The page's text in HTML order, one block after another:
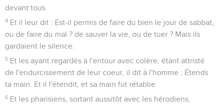
devant tous.
4 Et il leur dit : Est-il permis de faire du bien le jour de sabbat,
ou de faire du mal ? de sauver la vie, ou de tuer ? Mais ils
gardaient le silence.
5 Et les ayant regardés à l'entour avec colère, étant attristé
de l'endurcissement de leur coeur, il dit à l'homme : Étends
ta main. Et il l'étendit, et sa main fut rétablie.
6 Et les pharisiens, sortant aussitôt avec les hérodiens,